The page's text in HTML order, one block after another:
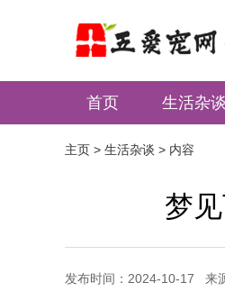
首页 生活杂谈
主页 > 生活杂谈 > 内容
梦
发布时间：2024-10-17 来